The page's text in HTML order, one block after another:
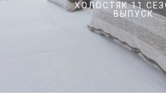
ХОЛОСТЯК 11
ВЫПУСК